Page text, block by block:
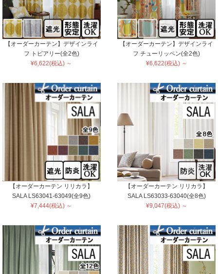
【オーダーカーテン】デザインライ
フ トピアリー(全2色)
¥6,622(税込) ～
【オーダーカーテン】デザインライ
フ チューリッペン(全2色)
¥6,622(税込) ～
【オーダーカーテン リリカラ】
SALA LS63041-63049(全9色)
¥7,444(税込) ～
【オーダーカーテン リリカラ】
SALA LS63033-63040(全8色)
¥9,047(税込) ～